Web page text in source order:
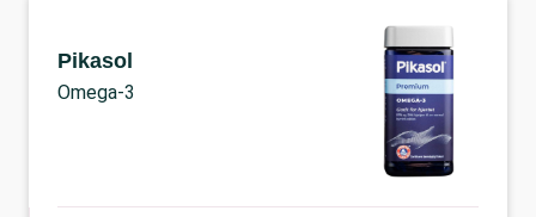
Pikasol
Omega-3